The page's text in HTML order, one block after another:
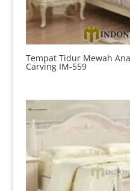
Tempat Tidur Mewah
Carving IM-559